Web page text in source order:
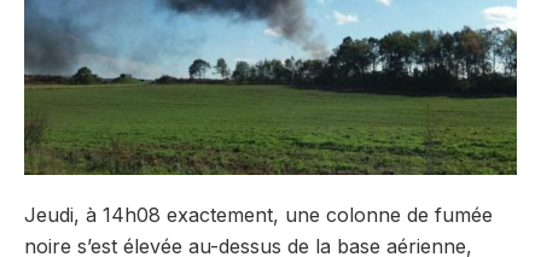
Jeudi, à 14h08 exactement, une colonne de fumée
noire s’est élevée au-dessus de la base aérienne,